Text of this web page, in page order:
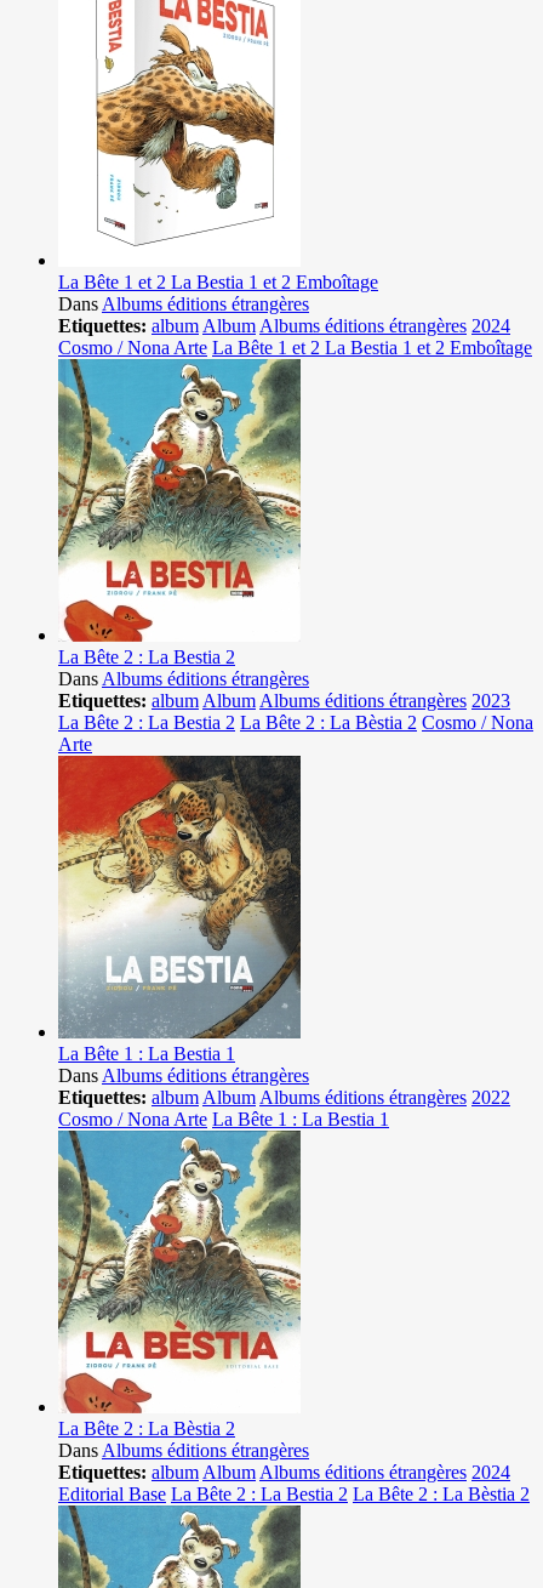
La Bête 1 et 2 La Bestia 1 et 2 Emboîtage
Dans Albums éditions étrangères
Etiquettes: album Album Albums éditions étrangères 2024
Cosmo / Nona Arte La Bête 1 et 2 La Bestia 1 et 2 Emboîtage
La Bête 2 : La Bestia 2
Dans Albums éditions étrangères
Etiquettes: album Album Albums éditions étrangères 2023
La Bête 2 : La Bestia 2 La Bête 2 : La Bèstia 2 Cosmo / Nona
Arte
La Bête 1 : La Bestia 1
Dans Albums éditions étrangères
Etiquettes: album Album Albums éditions étrangères 2022
Cosmo / Nona Arte La Bête 1 : La Bestia 1
La Bête 2 : La Bèstia 2
Dans Albums éditions étrangères
Etiquettes: album Album Albums éditions étrangères 2024
Editorial Base La Bête 2 : La Bestia 2 La Bête 2 : La Bèstia 2